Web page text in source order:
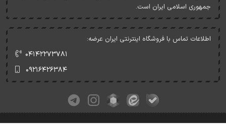
جمهوری اسلامی ايران است.
اطلاعات تماس با فروشگاه اینترنتی ایران عرضه:
۰۴۱۴۲۲۷۳۷۸۱
۰۹۲۱۶۴۲۶۳۸۴